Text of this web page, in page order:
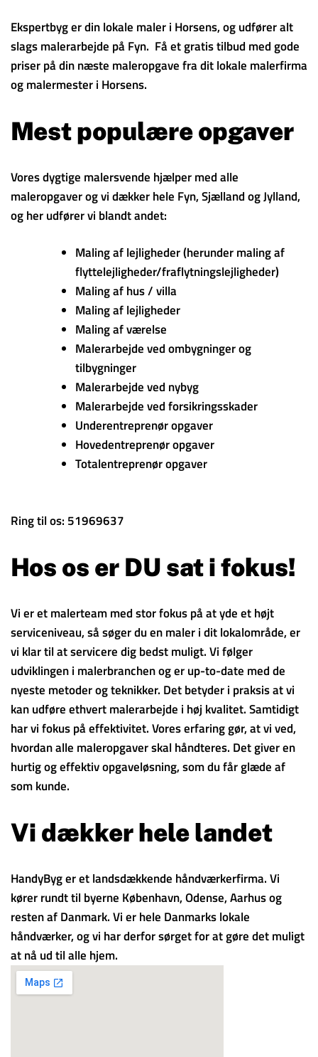
Ekspertbyg er din lokale maler i Horsens, og udfører alt
slags malerarbejde på Fyn. Få et gratis tilbud med gode
priser på din næste maleropgave fra dit lokale malerfirma
og malermester i Horsens.
Mest populære opgaver
Vores dygtige malersvende hjælper med alle
maleropgaver og vi dækker hele Fyn, Sjælland og Jylland,
og her udfører vi blandt andet:
Maling af lejligheder (herunder maling af
flyttelejligheder/fraflytningslejligheder)
Maling af hus / villa
Maling af lejligheder
Maling af værelse
Malerarbejde ved ombygninger og
tilbygninger
Malerarbejde ved nybyg
Malerarbejde ved forsikringsskader
Underentreprenør opgaver
Hovedentreprenør opgaver
Totalentreprenør opgaver
Ring til os: 51969637
Hos os er DU sat i fokus!
Vi er et malerteam med stor fokus på at yde et højt
serviceniveau, så søger du en maler i dit lokalområde, er
vi klar til at servicere dig bedst muligt. Vi følger
udviklingen i malerbranchen og er up-to-date med de
nyeste metoder og teknikker. Det betyder i praksis at vi
kan udføre ethvert malerarbejde i høj kvalitet. Samtidigt
har vi fokus på effektivitet. Vores erfaring gør, at vi ved,
hvordan alle maleropgaver skal håndteres. Det giver en
hurtig og effektiv opgaveløsning, som du får glæde af
som kunde.
Vi dækker hele landet
HandyByg er et landsdækkende håndværkerfirma. Vi
kører rundt til byerne København, Odense, Aarhus og
resten af Danmark. Vi er hele Danmarks lokale
håndværker, og vi har derfor sørget for at gøre det muligt
at nå ud til alle hjem.